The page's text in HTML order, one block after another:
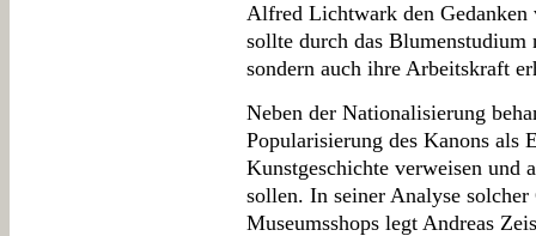
Alfred Lichtwark den Gedanken
sollte durch das Blumenstudium
sondern auch ihre Arbeitskraft
Neben der Nationalisierung
Popularisierung des Kanons als
Kunstgeschichte verweisen und
sollen. In seiner Analyse
Museumsshops legt Andreas